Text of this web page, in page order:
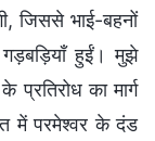
जिससे भाई-बहनों
हुईं। मुझे
का मार्ग
में परमेश्वर के दंड